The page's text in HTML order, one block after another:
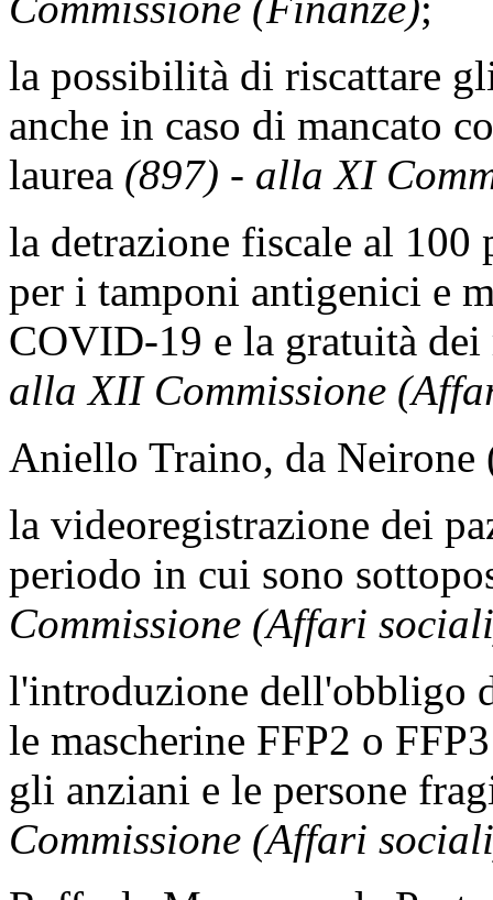
la possibilità di riscattare
anche in caso di mancato
laurea (897) - alla XI
la detrazione fiscale al 100
per i tamponi antigenici e
COVID-19 e la gratuità
alla XII Commissione
Aniello Traino, da Neirone
la videoregistrazione dei
periodo in cui sono
Commissione (Affari
l'introduzione dell'obbligo
le mascherine FFP2 o
gli anziani e le persone
Commissione (Affari